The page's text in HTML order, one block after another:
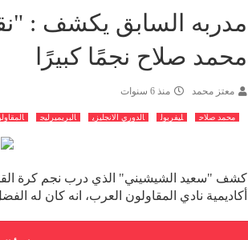
مدربه السابق يكشف :
محمد صلاح نجمًا كبيرًا
معتز محمد منذ 6 سنوات
محمد صلاح ليفربول الدوري الانجليزي البريميرليج
كشف "سعيد الشيشيني" الذي درب نجم كرة
أكاديمية نادي المقاولون العرب، انه كان له